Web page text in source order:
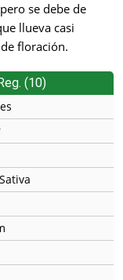
se debe de
llueva casi
floración.
(10)